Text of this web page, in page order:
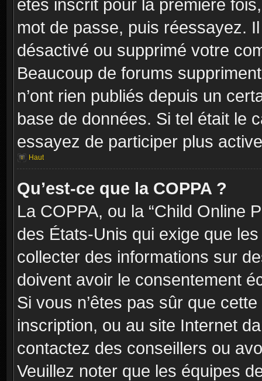
êtes inscrit pour la première
mot de passe, puis réessayez.
désactivé ou supprimé votre
Beaucoup de forums
n’ont rien publiés depuis un
base de données. Si tel était le
essayez de participer plus
Haut
Qu’est-ce que la COPPA ?
La COPPA, ou la “Child Online
des États-Unis qui exige que
collecter des informations sur
doivent avoir le consentement
Si vous n’êtes pas sûr que
inscription, ou au site Internet
contactez des conseillers ou
Veuillez noter que les équipes